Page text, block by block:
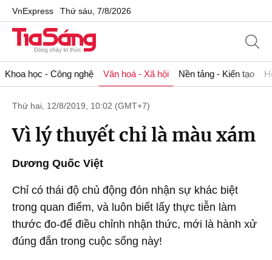
VnExpress Thứ sáu, 7/8/2026
Khoa học - Công nghệ Văn hoá - Xã hội Nền tảng - Kiến tạo
Thứ hai, 12/8/2019, 10:02 (GMT+7)
Vì lý thuyết chỉ là màu xám
Dương Quốc Việt
Chỉ có thái độ chủ động đón nhận sự khác biệt
trong quan điểm, và luôn biết lấy thực tiễn làm
thước đo-để điều chỉnh nhận thức, mới là hành xử
đúng đắn trong cuộc sống này!